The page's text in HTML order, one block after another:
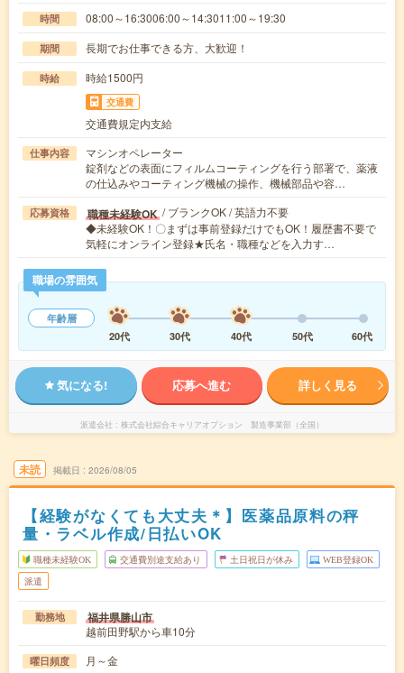
時間 08:00～16:3006:00～14:3011:00～19:30
期間 長期でお仕事できる方、大歓迎！
時給 時給1500円
交通費
交通費規定内支給
仕事内容
マシンオペレーター
錠剤などの表面にフィルムコーティングを行う部署で、薬液
の仕込みやコーティング機械の操作、機械部品や容…
応募資格 職種未経験OK / ブランクOK / 英語力不要
◆未経験OK！〇まずは事前登録だけでもOK！履歴書不要で
気軽にオンライン登録★氏名・職種などを入力す…
職場の雰囲気
年齢層
20代
30代 40代 50代 60代
気になる! 応募へ進む 詳しく見る
派遣会社 株式会社綜合キャリアオプション 製造事業部（全国）
未読 掲載日 2026/08/05
【経験がなくても大丈夫＊】医薬品原料の秤
量・ラベル作成/日払いOK
職種未経験OK 交通費別途支給あり 土日祝日が休み WEB登録OK
派遣
勤務地 福井県勝山市
越前田野駅から車10分
曜日頻度 月～金